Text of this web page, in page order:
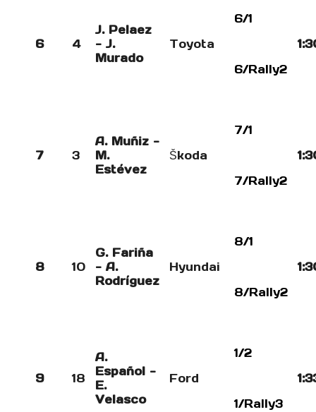
6 4
J. Pelaez
- J.
Murado
Toyota
6/1
6/Rally2
7 3
A. Muñiz -
M.
Estévez
Škoda
7/1
7/Rally2
8 10
G. Fariña
- A.
Rodríguez
Hyundai
8/1
8/Rally2
9 18
A.
Español -
E.
Velasco
Ford
1/2
1/Rally3